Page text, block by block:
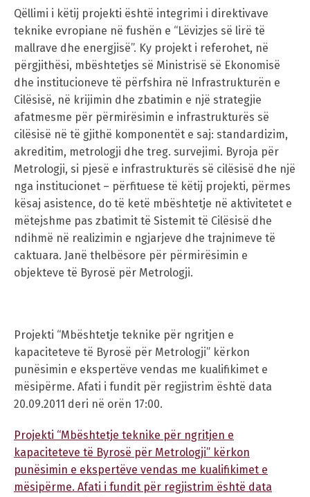
Qëllimi i këtij projekti është integrimi i direktivave
teknike evropiane në fushën e “Lëvizjes së lirë të
mallrave dhe energjisë”. Ky projekt i referohet, në
përgjithësi, mbështetjes së Ministrisë së Ekonomisë
dhe institucioneve të përfshira në Infrastrukturën e
Cilësisë, në krijimin dhe zbatimin e një strategjie
afatmesme për përmirësimin e infrastrukturës së
cilësisë në të gjithë komponentët e saj: standardizim,
akreditim, metrologji dhe treg. survejimi. Byroja për
Metrologji, si pjesë e infrastrukturës së cilësisë dhe një
nga institucionet – përfituese të këtij projekti, përmes
kësaj asistence, do të ketë mbështetje në aktivitetet e
mëtejshme pas zbatimit të Sistemit të Cilësisë dhe
ndihmë në realizimin e ngjarjeve dhe trajnimeve të
caktuara. Janë thelbësore për përmirësimin e
objekteve të Byrosë për Metrologji.
Projekti “Mbështetje teknike për ngritjen e
kapaciteteve të Byrosë për Metrologji” kërkon
punësimin e ekspertëve vendas me kualifikimet e
mësipërme. Afati i fundit për regjistrim është data
20.09.2011 deri në orën 17:00.
Projekti “Mbështetje teknike për ngritjen e
kapaciteteve të Byrosë për Metrologji” kërkon
punësimin e ekspertëve vendas me kualifikimet e
mësipërme. Afati i fundit për regjistrim është data